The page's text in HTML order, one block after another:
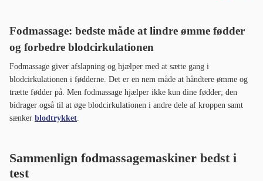
Fodmassage: bedste måde at lindre ømme fødder
og forbedre blodcirkulationen
Fodmassage giver afslapning og hjælper med at sætte gang i
blodcirkulationen i fødderne. Det er en nem måde at håndtere ømme og
trætte fødder på. Men fodmassage hjælper ikke kun dine fødder; den
bidrager også til at øge blodcirkulationen i andre dele af kroppen samt
sænker blodtrykket
Sammenlign fodmassagemaskiner bedst i
test